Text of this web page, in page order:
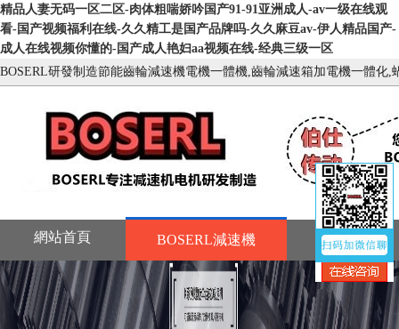
精品人妻无码一区二区-肉体粗喘娇吟国产91-91亚洲成人-av一级在线观
看-国产视频福利在线-久久精工是国产品牌吗-久久麻豆av-伊人精品国产-
成人在线视频你懂的-国产成人艳妇aa视频在线-经典三级一区
BOSERL研發制造節能齒輪減速機電機一體機,齒輪減速箱加電機一體化
網站首頁 BOSERL減速機 齒輪箱樣本